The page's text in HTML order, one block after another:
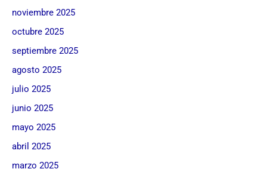
noviembre 2025
octubre 2025
septiembre 2025
agosto 2025
julio 2025
junio 2025
mayo 2025
abril 2025
marzo 2025